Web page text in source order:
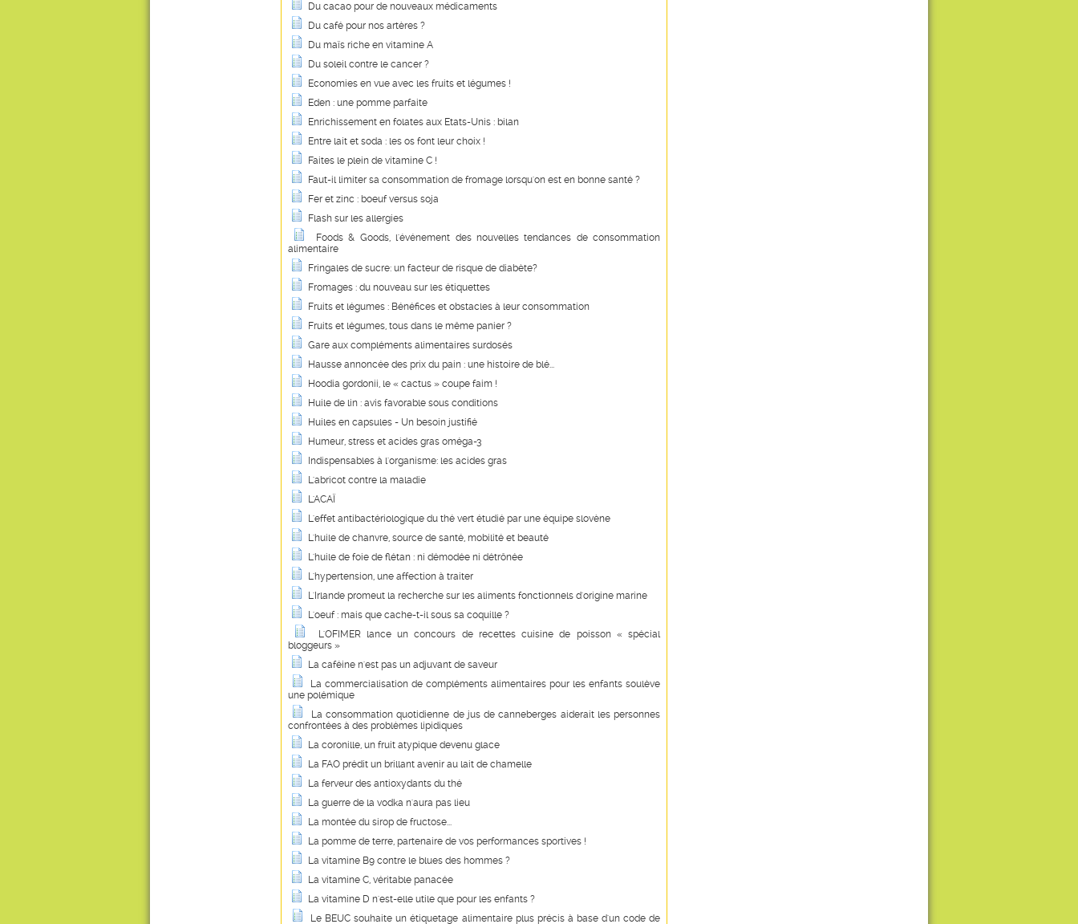
Du cacao pour de nouveaux médicaments
Du café pour nos artères ?
Du maïs riche en vitamine A
Du soleil contre le cancer ?
Economies en vue avec les fruits et légumes !
Eden : une pomme parfaite
Enrichissement en folates aux Etats-Unis : bilan
Entre lait et soda : les os font leur choix !
Faites le plein de vitamine C !
Faut-il limiter sa consommation de fromage lorsqu'on est en bonne santé ?
Fer et zinc : boeuf versus soja
Flash sur les allergies
Foods & Goods, l'événement des nouvelles tendances de consommation
alimentaire
Fringales de sucre: un facteur de risque de diabète?
Fromages : du nouveau sur les étiquettes
Fruits et légumes : Bénéfices et obstacles à leur consommation
Fruits et légumes, tous dans le même panier ?
Gare aux compléments alimentaires surdosés
Hausse annoncée des prix du pain : une histoire de blé...
Hoodia gordonii, le « cactus » coupe faim !
Huile de lin : avis favorable sous conditions
Huiles en capsules - Un besoin justifié
Humeur, stress et acides gras oméga-3
Indispensables à l'organisme: les acides gras
L'abricot contre la maladie
L'ACAÏ
L'effet antibactériologique du thé vert étudié par une équipe slovène
L'huile de chanvre, source de santé, mobilité et beauté
L'huile de foie de flétan : ni démodée ni détrônée
L'hypertension, une affection à traiter
L'Irlande promeut la recherche sur les aliments fonctionnels d'origine marine
L'oeuf : mais que cache-t-il sous sa coquille ?
L'OFIMER lance un concours de recettes cuisine de poisson « spécial
bloggeurs »
La caféine n'est pas un adjuvant de saveur
La commercialisation de compléments alimentaires pour les enfants soulève
une polémique
La consommation quotidienne de jus de canneberges aiderait les personnes
confrontées à des problèmes lipidiques
La coronille, un fruit atypique devenu glace
La FAO prédit un brillant avenir au lait de chamelle
La ferveur des antioxydants du thé
La guerre de la vodka n'aura pas lieu
La montée du sirop de fructose...
La pomme de terre, partenaire de vos performances sportives !
La vitamine B9 contre le blues des hommes ?
La vitamine C, véritable panacée
La vitamine D n'est-elle utile que pour les enfants ?
Le BEUC souhaite un étiquetage alimentaire plus précis à base d'un code de